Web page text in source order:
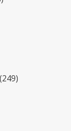
249249